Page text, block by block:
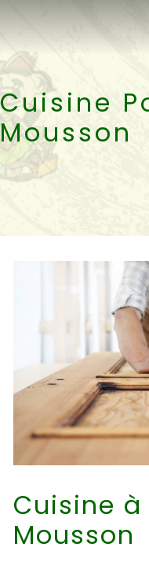
Cuisine
Mousson
Cuisine
Mousson